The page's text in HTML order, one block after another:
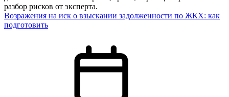
разбор рисков от эксперта.
Возражения на иск о взыскании задолженности по ЖКХ: как
подготовить